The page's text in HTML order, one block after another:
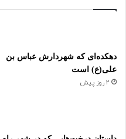
دهکده‌ای که شهردارش عباس بن
علی(ع) است
2 روز پیش